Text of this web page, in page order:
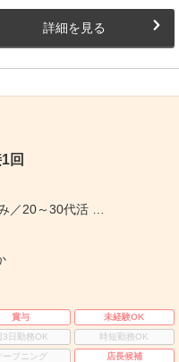
詳細を見る
回
／20～30代活 …
賞与
未経験OK
3日勤務OK
時短勤務OK
ープニング
店長候補